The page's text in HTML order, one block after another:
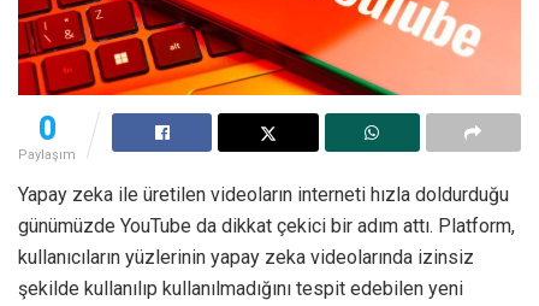
0
Paylaşım
Yapay zeka ile üretilen videoların interneti hızla doldurduğu
günümüzde YouTube da dikkat çekici bir adım attı. Platform,
kullanıcıların yüzlerinin yapay zeka videolarında izinsiz
şekilde kullanılıp kullanılmadığını tespit edebilen yeni